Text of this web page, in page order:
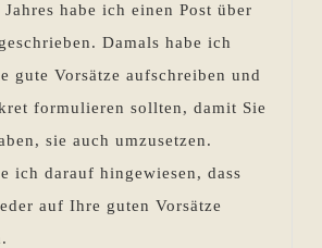
guten
Vorsätzen
für
2015
geworden?
Alles
soweit
habe ich einen Post über
Damals habe ich
gute Vorsätze aufschreiben und
formulieren sollten, damit Sie
sie auch umzusetzen.
ich darauf hingewiesen, dass
auf Ihre guten Vorsätze